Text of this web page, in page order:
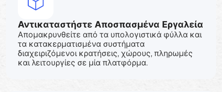
Αντικαταστήστε Αποσπασμένα Εργαλεία
Απομακρυνθείτε από τα υπολογιστικά φύλλα και
τα κατακερματισμένα συστήματα
διαχειριζόμενοι κρατήσεις, χώρους, πληρωμές
και λειτουργίες σε μία πλατφόρμα.